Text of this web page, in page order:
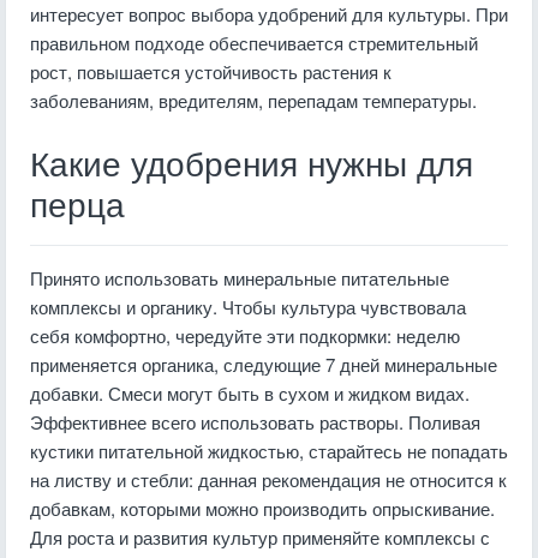
интересует вопрос выбора удобрений для культуры. При
правильном подходе обеспечивается стремительный
рост, повышается устойчивость растения к
заболеваниям, вредителям, перепадам температуры.
Какие удобрения нужны для
перца
Принято использовать минеральные питательные
комплексы и органику. Чтобы культура чувствовала
себя комфортно, чередуйте эти подкормки: неделю
применяется органика, следующие 7 дней минеральные
добавки. Смеси могут быть в сухом и жидком видах.
Эффективнее всего использовать растворы. Поливая
кустики питательной жидкостью, старайтесь не попадать
на листву и стебли: данная рекомендация не относится к
добавкам, которыми можно производить опрыскивание.
Для роста и развития культур применяйте комплексы с